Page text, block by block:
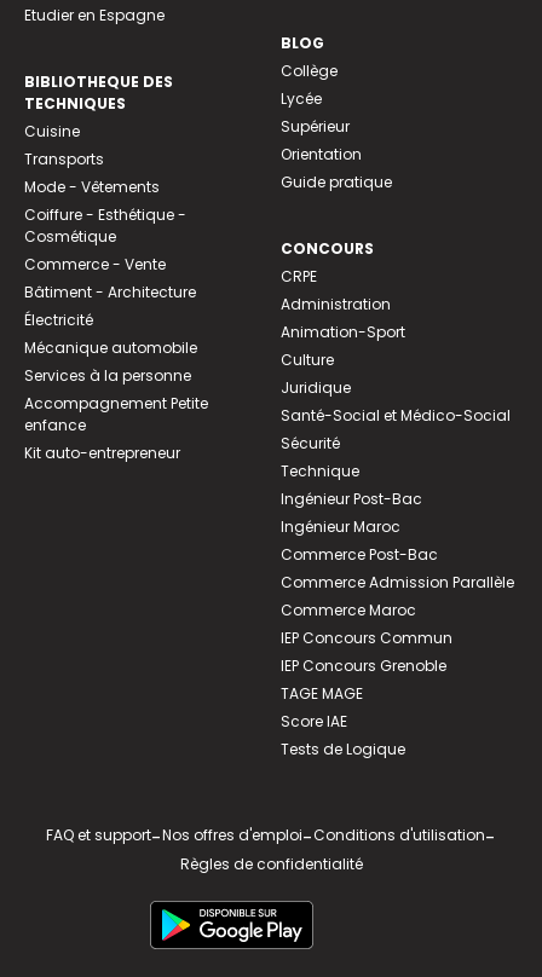
Etudier en Espagne
BIBLIOTHEQUE DES
TECHNIQUES
Cuisine
Transports
Mode - Vêtements
Coiffure - Esthétique -
Cosmétique
Commerce - Vente
Bâtiment - Architecture
Électricité
Mécanique automobile
Services à la personne
Accompagnement Petite
enfance
Kit auto-entrepreneur
BLOG
Collège
Lycée
Supérieur
Orientation
Guide pratique
CONCOURS
CRPE
Administration
Animation-Sport
Culture
Juridique
Santé-Social et Médico-Social
Sécurité
Technique
Ingénieur Post-Bac
Ingénieur Maroc
Commerce Post-Bac
Commerce Admission Parallèle
Commerce Maroc
IEP Concours Commun
IEP Concours Grenoble
TAGE MAGE
Score IAE
Tests de Logique
FAQ et support-Nos offres d'emploi-Conditions d'utilisation-
Règles de confidentialité